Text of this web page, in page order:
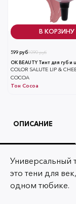
В КОРЗИНУ
1090 руб
599 руб
OK BEAUTY Тинт для губ и
СOLOR SALUTE LIP &
COCOA
Тон Cocoa
ОПИСАНИЕ
Универсальный
это тени для
одном тюбике.